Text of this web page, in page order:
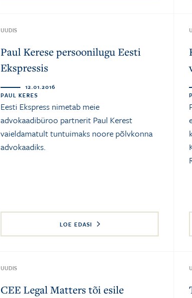
UUDIS
Paul Kerese persoonilugu Eesti
Ekspressis
12.01.2016
PAUL KERES
Eesti Ekspress nimetab meie
advokaadibüroo partnerit Paul Kerest
vaieldamatult tuntuimaks noore põlvkonna
advokaadiks.
LOE EDASI
UUDIS
CEE Legal Matters tõi esile